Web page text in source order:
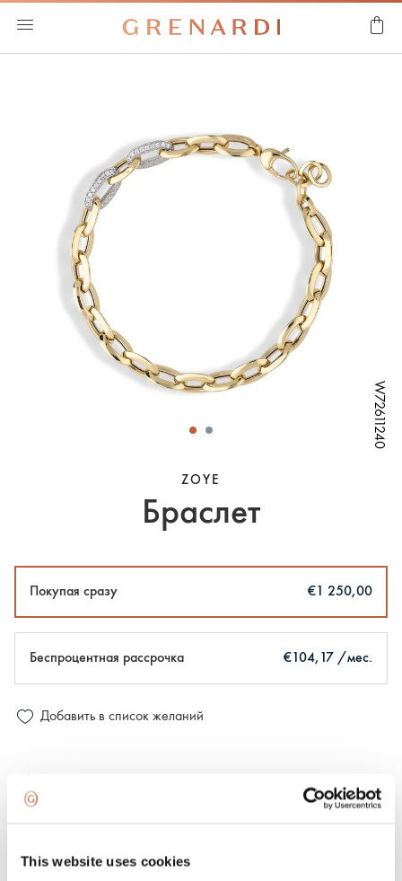
This website uses cookies
W72611240
W72611240
W72611240
W72611240
ZOYE
Браслет
Покупая сразу €1 250,00
Беспроцентная рассрочка €104,17 /мес.
Добавить в список желаний
100% застрахованная и надежная доставка